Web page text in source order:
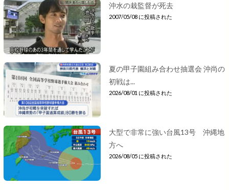
沖水の栽監督が死去
2007/05/08 に投稿された
夏の甲子園組み合わせ抽選会 沖尚の
初戦は...
2026/08/01 に投稿された
大型で非常に強い台風13号 沖縄地
方へ
2026/08/05 に投稿された